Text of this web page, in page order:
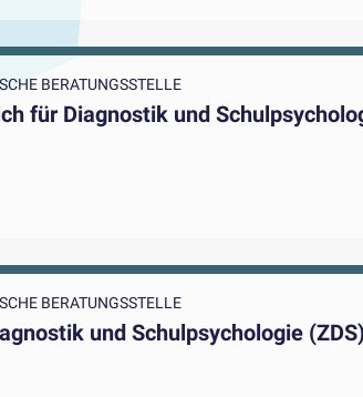
BERATUNGSSTELLE
für Diagnostik und
BERATUNGSSTELLE
und Schulpsychologie